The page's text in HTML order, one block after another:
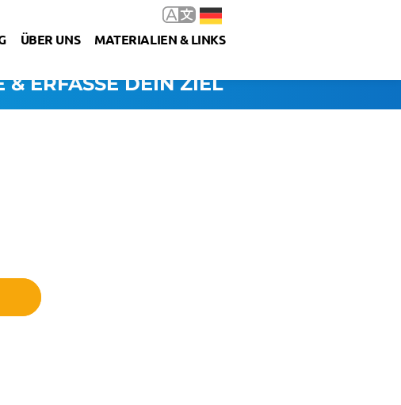
ÜBER UNS MATERIALIEN & LINKS
& ERFASSE DEIN ZIEL